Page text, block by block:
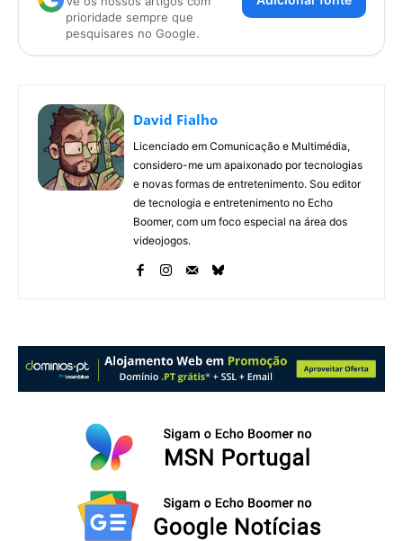
prioridade sempre que
pesquisares no Google.
David Fialho
Licenciado em Comunicação e Multimédia,
considero-me um apaixonado por tecnologias
e novas formas de entretenimento. Sou editor
de tecnologia e entretenimento no Echo
Boomer, com um foco especial na área dos
videojogos.